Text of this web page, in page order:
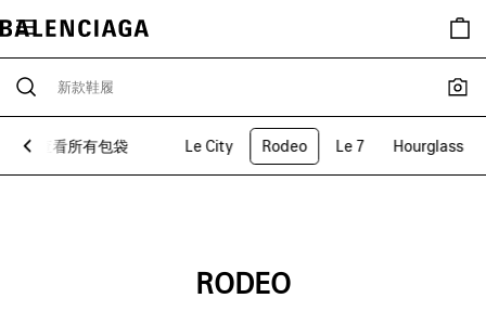
查看所有包袋 Le City Rodeo Le 7 Hourglass
RODEO